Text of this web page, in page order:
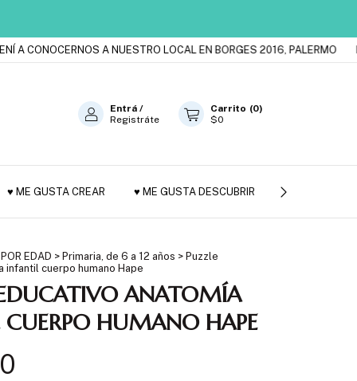
A NUESTRO LOCAL EN BORGES 2016, PALERMO
Entrá /
Registráte
Carrito (0)
$0
♥ ME GUSTA CREAR ♥ ME GUSTA DESCUBRIR JUGUETES DE
EDAD > Primaria, de 6 a 12 años > Puzzle
infantil cuerpo humano Hape
ANATOMÍA
CUERPO HUMANO HAPE